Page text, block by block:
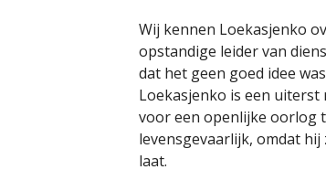
Wij kennen Loekasjenko
opstandige leider van
dat het geen goed idee
Loekasjenko is een
voor een openlijke oorlog
levensgevaarlijk, omdat
laat.